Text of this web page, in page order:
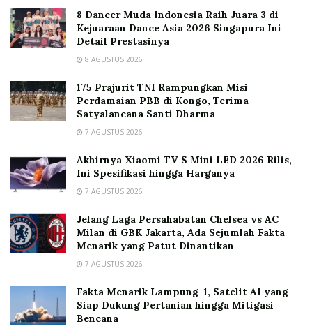
8 Dancer Muda Indonesia Raih Juara 3 di
Kejuaraan Dance Asia 2026 Singapura Ini
Detail Prestasinya
8 AGUSTUS 2026
175 Prajurit TNI Rampungkan Misi
Perdamaian PBB di Kongo, Terima
Satyalancana Santi Dharma
7 AGUSTUS 2026
Akhirnya Xiaomi TV S Mini LED 2026 Rilis,
Ini Spesifikasi hingga Harganya
7 AGUSTUS 2026
Jelang Laga Persahabatan Chelsea vs AC
Milan di GBK Jakarta, Ada Sejumlah Fakta
Menarik yang Patut Dinantikan
7 AGUSTUS 2026
Fakta Menarik Lampung-1, Satelit AI yang
Siap Dukung Pertanian hingga Mitigasi
Bencana